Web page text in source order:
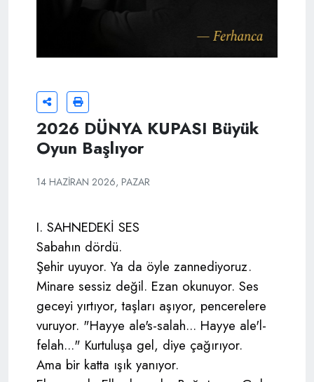
2026 DÜNYA KUPASI Büyük
Oyun Başlıyor
14 HAZIRAN 2026, PAZAR
I. SAHNEDEKİ SES
Sabahın dördü.
Şehir uyuyor. Ya da öyle zannediyoruz.
Minare sessiz değil. Ezan okunuyor. Ses
geceyi yırtıyor, taşları aşıyor, pencerelere
vuruyor. "Hayye ale's-salah... Hayye ale'l-
felah..." Kurtuluşa gel, diye çağırıyor.
Ama bir katta ışık yanıyor.